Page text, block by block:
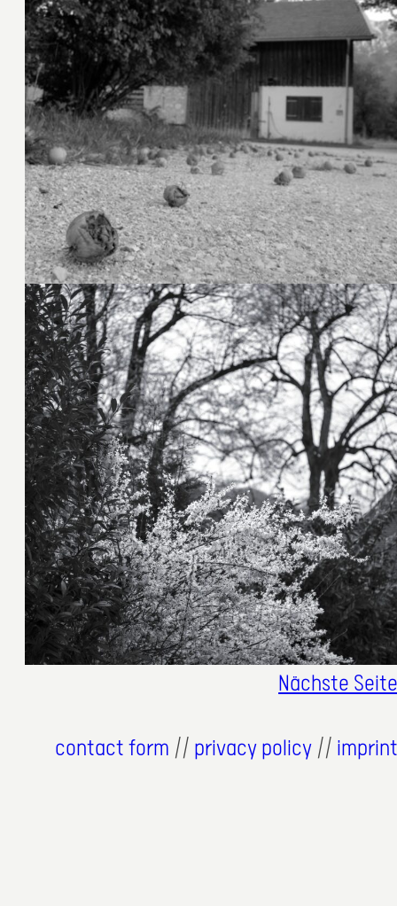
6. August 2022
4. April 2021
Nächste
contact form // privacy policy //